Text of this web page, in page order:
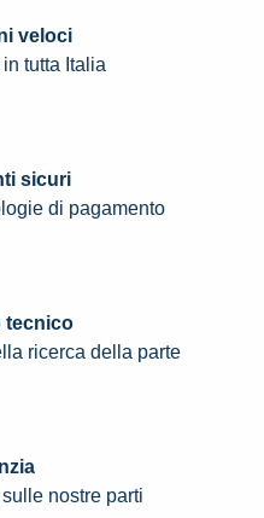
veloci
tutta Italia
sicuri
di pagamento
tecnico
ricerca della parte
nostre parti